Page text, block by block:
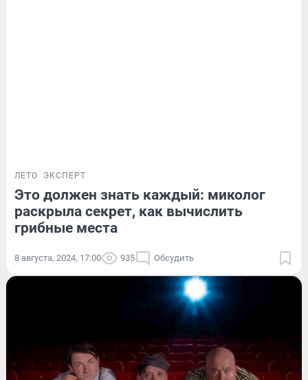
ЛЕТО ЭКСПЕРТ
Это должен знать каждый: миколог
раскрыла секрет, как вычислить
грибные места
8 августа, 2024, 17:00 935 Обсудить